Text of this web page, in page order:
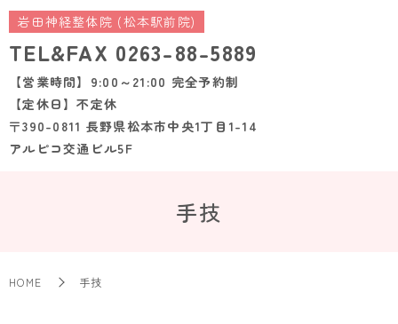
岩田神経整体院 (松本駅前院)
TEL&FAX 0263-88-5889
【営業時間】9:00～21:00 完全予約制
【定休日】不定休
〒390-0811 長野県松本市中央1丁目1-14
アルピコ交通ビル5F
手技
HOME 手技